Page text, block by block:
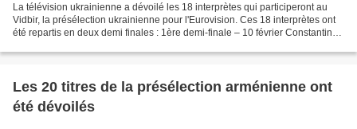
La télévision ukrainienne a dévoilé les 18 interprètes qui participeront au
Vidbir, la présélection ukrainienne pour l'Eurovision. Ces 18 interprètes ont
été repartis en deux demi finales : 1ère demi-finale – 10 février Сonstantine
Les 20 titres de la présélection arménienne ont
été dévoilés